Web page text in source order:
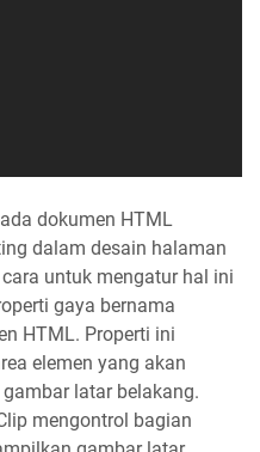
dokumen HTML
dalam desain halaman
untuk mengatur hal ini
gaya bernama
HTML. Properti ini
elemen yang akan
latar belakang.
mengontrol bagian